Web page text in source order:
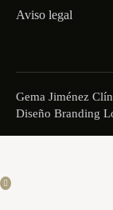
Aviso legal
Gema Jiménez
Diseño Branding